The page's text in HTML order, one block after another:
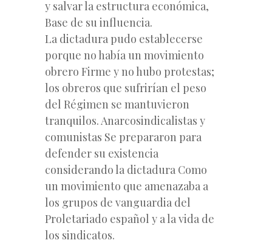
y salvar la estructura económica,
Base de su influencia.
La dictadura pudo establecerse
porque no había un movimiento
obrero Firme y no hubo protestas;
los obreros que sufrirían el peso
del Régimen se mantuvieron
tranquilos. Anarcosindicalistas y
comunistas Se prepararon para
defender su existencia
considerando la dictadura Como
un movimiento que amenazaba a
los grupos de vanguardia del
Proletariado español y a la vida de
los sindicatos.